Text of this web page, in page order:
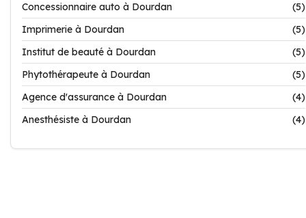
Concessionnaire auto à Dourdan
(5)
Imprimerie à Dourdan
(5)
Institut de beauté à Dourdan
(5)
Phytothérapeute à Dourdan
(5)
Agence d'assurance à Dourdan
(4)
Anesthésiste à Dourdan
(4)